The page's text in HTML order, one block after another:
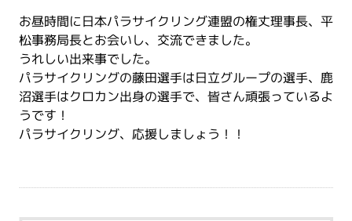
お昼時間に日本パラサイクリング連盟の権丈理事長、平
松事務局長とお会いし、交流できました。
うれしい出来事でした。
パラサイクリングの藤田選手は日立グループの選手、鹿
沼選手はクロカン出身の選手で、皆さん頑張っているよ
うです！
パラサイクリング、応援しましょう！！